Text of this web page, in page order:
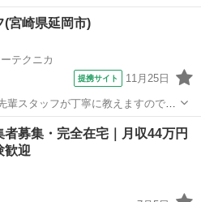
場でのトラブルを解決し「ありが
置さ
リーランス
(宮崎県延岡市)
テクニカ
提携サイト 11月25日
スタッフが丁寧に教えますので、
役立つマナーが学べます。 ・人
の他
者募集・完全在宅｜月収44万円
歓迎